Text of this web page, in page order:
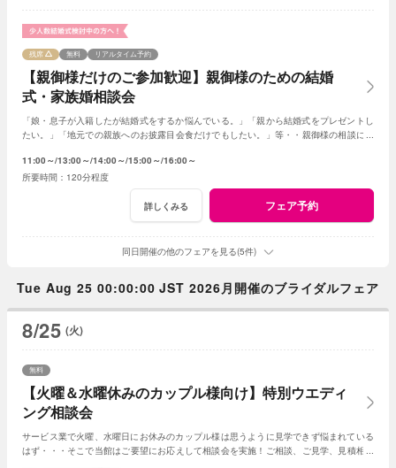
【親御様だけのご参加歓迎】親御様のための結婚
式・家族婚相談会
残席 無料 リアルタイム予約
「娘・息子が入籍したが結婚式をするか悩んでいる。」「親から結婚式をプレゼントし
たい。」「地元での親族へのお披露目会食だけでもしたい。」等・・親御様の相談にベ
11:00～ 13:00～ 14:00～ 15:00～ 16:00～
120分程度
詳しくみる フェア予約
同日開催の他のフェアを見る(5件)
Tue Aug 25 00:00:00 JST 2026月開催のブライダルフェア
8/25 (火)
【火曜＆水曜休みのカップル様向け】特別ウエディ
ング相談会
無料
サービス業で火曜、水曜日にお休みのカップル様は思うように見学できず悩まれている
はず・・・そこで当館はご要望にお応えして相談会を実施！ご相談、ご見学、見積相談